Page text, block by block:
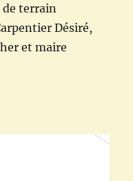
terrain
Désiré,
et maire